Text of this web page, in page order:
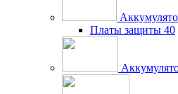
Платы защиты 40